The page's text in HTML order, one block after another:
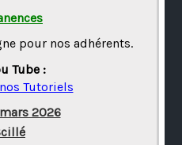
pour nos adhérents.
Tube :
Tutoriels
2026